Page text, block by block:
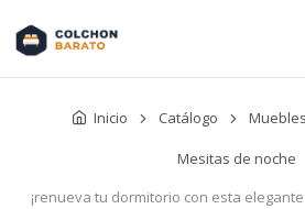
Inicio Catálogo
Mesitas de noche
¡renueva tu dormitorio con esta